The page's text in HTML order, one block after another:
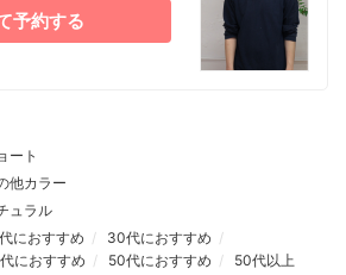
予約する
ート
他カラー
ュラル
におすすめ
30代におすすめ
におすすめ
50代におすすめ
50代以上